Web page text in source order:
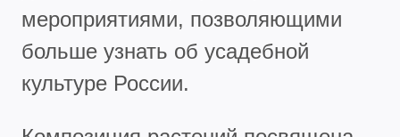
мероприятиями, позволяющими
больше узнать об усадебной
культуре России.